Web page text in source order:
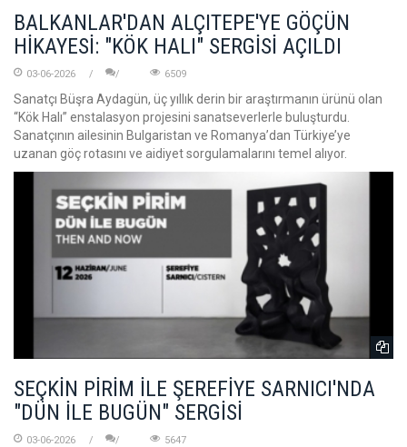
BALKANLAR'DAN ALÇITEPE'YE GÖÇÜN
HİKAYESİ: "KÖK HALI" SERGİSİ AÇILDI
03-06-2026 6509
Sanatçı Büşra Aydagün, üç yıllık derin bir araştırmanın ürünü olan
“Kök Halı” enstalasyon projesini sanatseverlerle buluşturdu.
Sanatçının ailesinin Bulgaristan ve Romanya’dan Türkiye’ye
uzanan göç rotasını ve aidiyet sorgulamalarını temel alıyor.
SEÇKİN PİRİM İLE ŞEREFİYE SARNICI'NDA
"DÜN İLE BUGÜN" SERGİSİ
03-06-2026 5647